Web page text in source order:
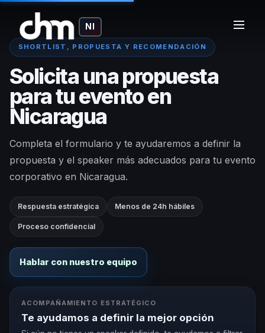
NI
SHORTLIST, PROPUESTA Y RECOMENDACIÓN
Solicita una propuesta
para tu evento en
Nicaragua
Completa el formulario y te ayudaremos a definir la
propuesta y el speaker más adecuados para tu evento
corporativo en Nicaragua.
Respuesta estratégica Menos de 24h hábiles
Proceso confidencial
Hablar con nuestro equipo
ACOMPAÑAMIENTO ESTRATÉGICO
Te ayudamos a definir la mejor opción